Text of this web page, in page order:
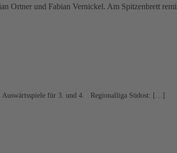
Ortner und Fabian Vernickel. Am Spitzenbrett
Auswärtsspiele für 3. und 4. Regionalliga Südost: […]